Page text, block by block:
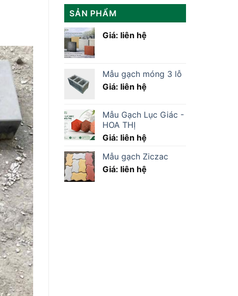
SẢN PHẨM
Giá: liên hệ
Mẫu gạch móng 3 lỗ
Giá: liên hệ
Mẫu Gạch Lục Giác -
HOA THỊ
Giá: liên hệ
Mẫu gạch Ziczac
Giá: liên hệ